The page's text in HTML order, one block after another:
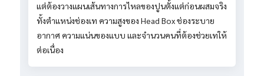
แต่ต้องวางแผนเส้นทางการไหลของปูนตั้งแต่ก่อนผสมจริง
ทั้งตำแหน่งช่องเท ความสูงของ Head Box ช่องระบาย
อากาศ ความแน่นของแบบ และจำนวนคนที่ต้องช่วยเทให้
ต่อเนื่อง